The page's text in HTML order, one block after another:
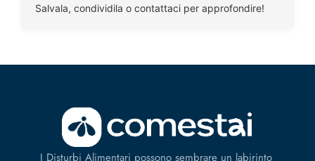
Salvala, condividila o contattaci per approfondire!
I Disturbi Alimentari possono sembrare un labirinto